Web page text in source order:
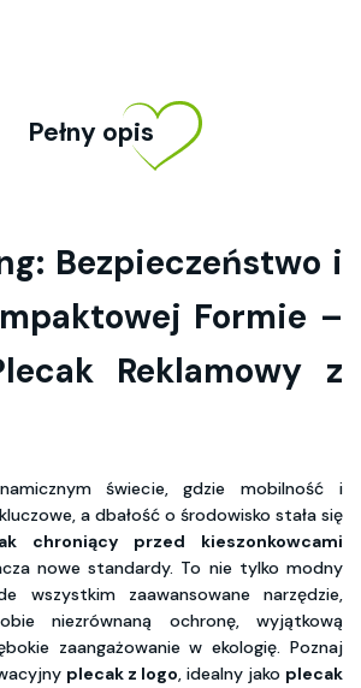
Pełny opis
Bezpieczeństwo i
Formie –
Reklamowy z
świecie, gdzie mobilność i
a dbałość o środowisko stała się
chroniący przed kieszonkowcami
nowe standardy. To nie tylko modny
wszystkim zaawansowane narzędzie,
niezrównaną ochronę, wyjątkową
zaangażowanie w ekologię. Poznaj
plecak z logo, idealny jako plecak